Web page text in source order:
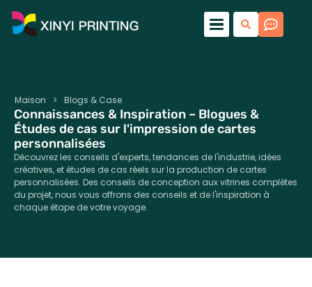
Maison > Blogs & Case
Connaissances & Inspiration – Blogues &
Études de cas sur l'impression de cartes
personnalisées
Découvrez les conseils d'experts, tendances de l'industrie, idées
créatives, et études de cas réels sur la production de cartes
personnalisées. Des conseils de conception aux vitrines complètes
du projet, nous vous offrons des conseils et de l'inspiration à
chaque étape de votre voyage.